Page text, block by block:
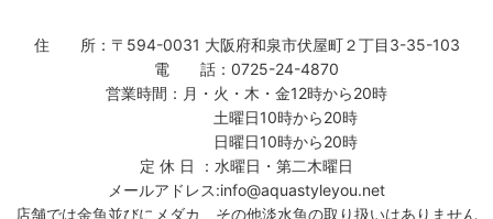
住 所：〒594-0031 大阪府和泉市伏屋町２丁目3-35-103
電 話：0725-24-4870
営業時間：月・火・木・金12時から20時
土曜日10時から20時
日曜日10時から20時
定 休 日 ：水曜日・第二木曜日
メールアドレス:info@aquastyleyou.net
店舗では金魚並びにメダカ、その他淡水魚の取り扱いはありません